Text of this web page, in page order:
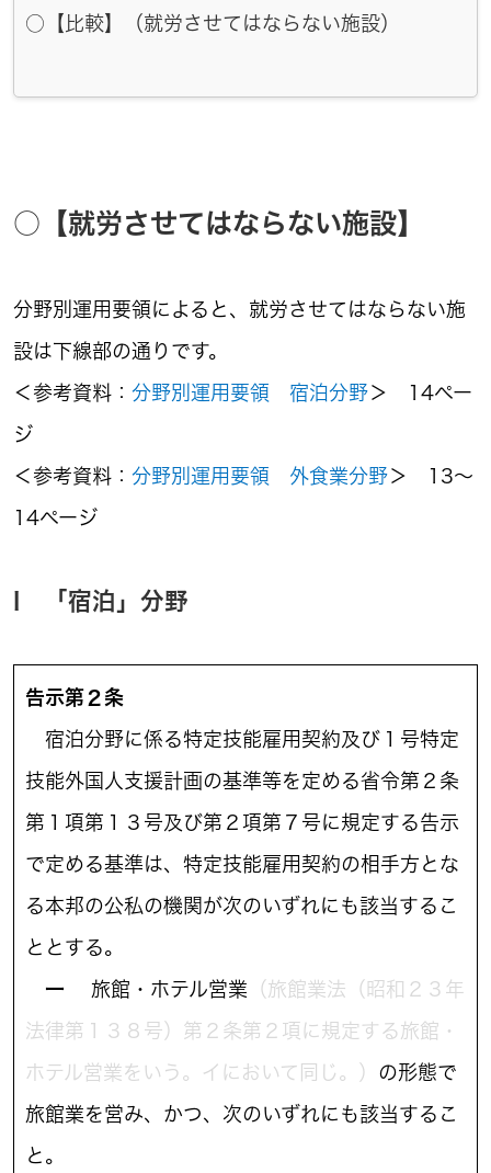
○【比較】（就労させてはならない施設）
○【就労させてはならない施設】
分野別運用要領によると、就労させてはならない施
設は下線部の通りです。
＜参考資料： 分野別運用要領 宿泊分野＞ 14ペー
ジ
＜参考資料： 分野別運用要領 外食業分野＞ 13～
14ページ
I 「宿泊」分野
告示第２条
宿泊分野に係る特定技能雇用契約及び１号特定
技能外国人支援計画の基準等を定める省令第２条
第１項第１３号及び第２項第７号に規定する告示
で定める基準は、特定技能雇用契約の相手方とな
る本邦の公私の機関が次のいずれにも該当するこ
ととする。
一 旅館・ホテル営業 （旅館業法（昭和２３年
法律第１３８号）第２条第２項に規定する旅館・
ホテル営業をいう。イにおいて同じ。） の形態で
旅館業を営み、かつ、次のいずれにも該当するこ
と。